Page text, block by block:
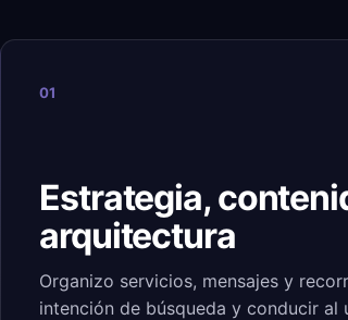
01
Estrategia,
arquitectura
Organizo servicios, mensajes y
intención de búsqueda y conducir al